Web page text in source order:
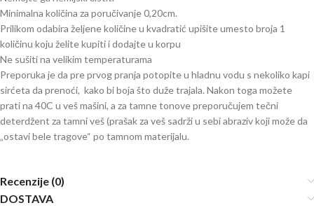
Minimalna količina za poručivanje 0,20cm.
Prilikom odabira željene količine u kvadratić upišite umesto broja 1
količinu koju želite kupiti i dodajte u korpu
Ne sušiti na velikim temperaturama
Preporuka je da pre prvog pranja potopite u hladnu vodu s nekoliko kapi
sirćeta da prenoći, kako bi boja što duže trajala. Nakon toga možete
prati na 40C u veš mašini, a za tamne tonove preporučujem tečni
deterdžent za tamni veš (prašak za veš sadrži u sebi abraziv koji može da
„ostavi bele tragove“ po tamnom materijalu.
Recenzije (0)
DOSTAVA